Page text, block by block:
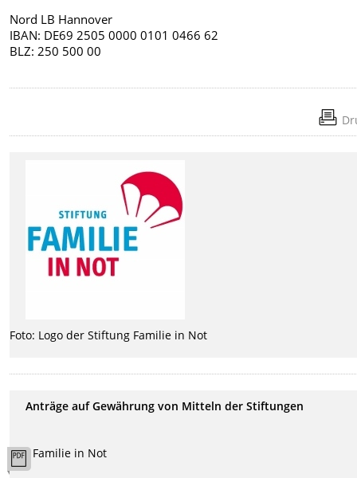
Nord LB Hannover
IBAN: DE69 2505 0000 0101 0466 62
BLZ: 250 500 00
Foto: Logo der Stiftung Familie in Not
Anträge auf Gewährung von Mitteln der Stiftungen
Familie in Not